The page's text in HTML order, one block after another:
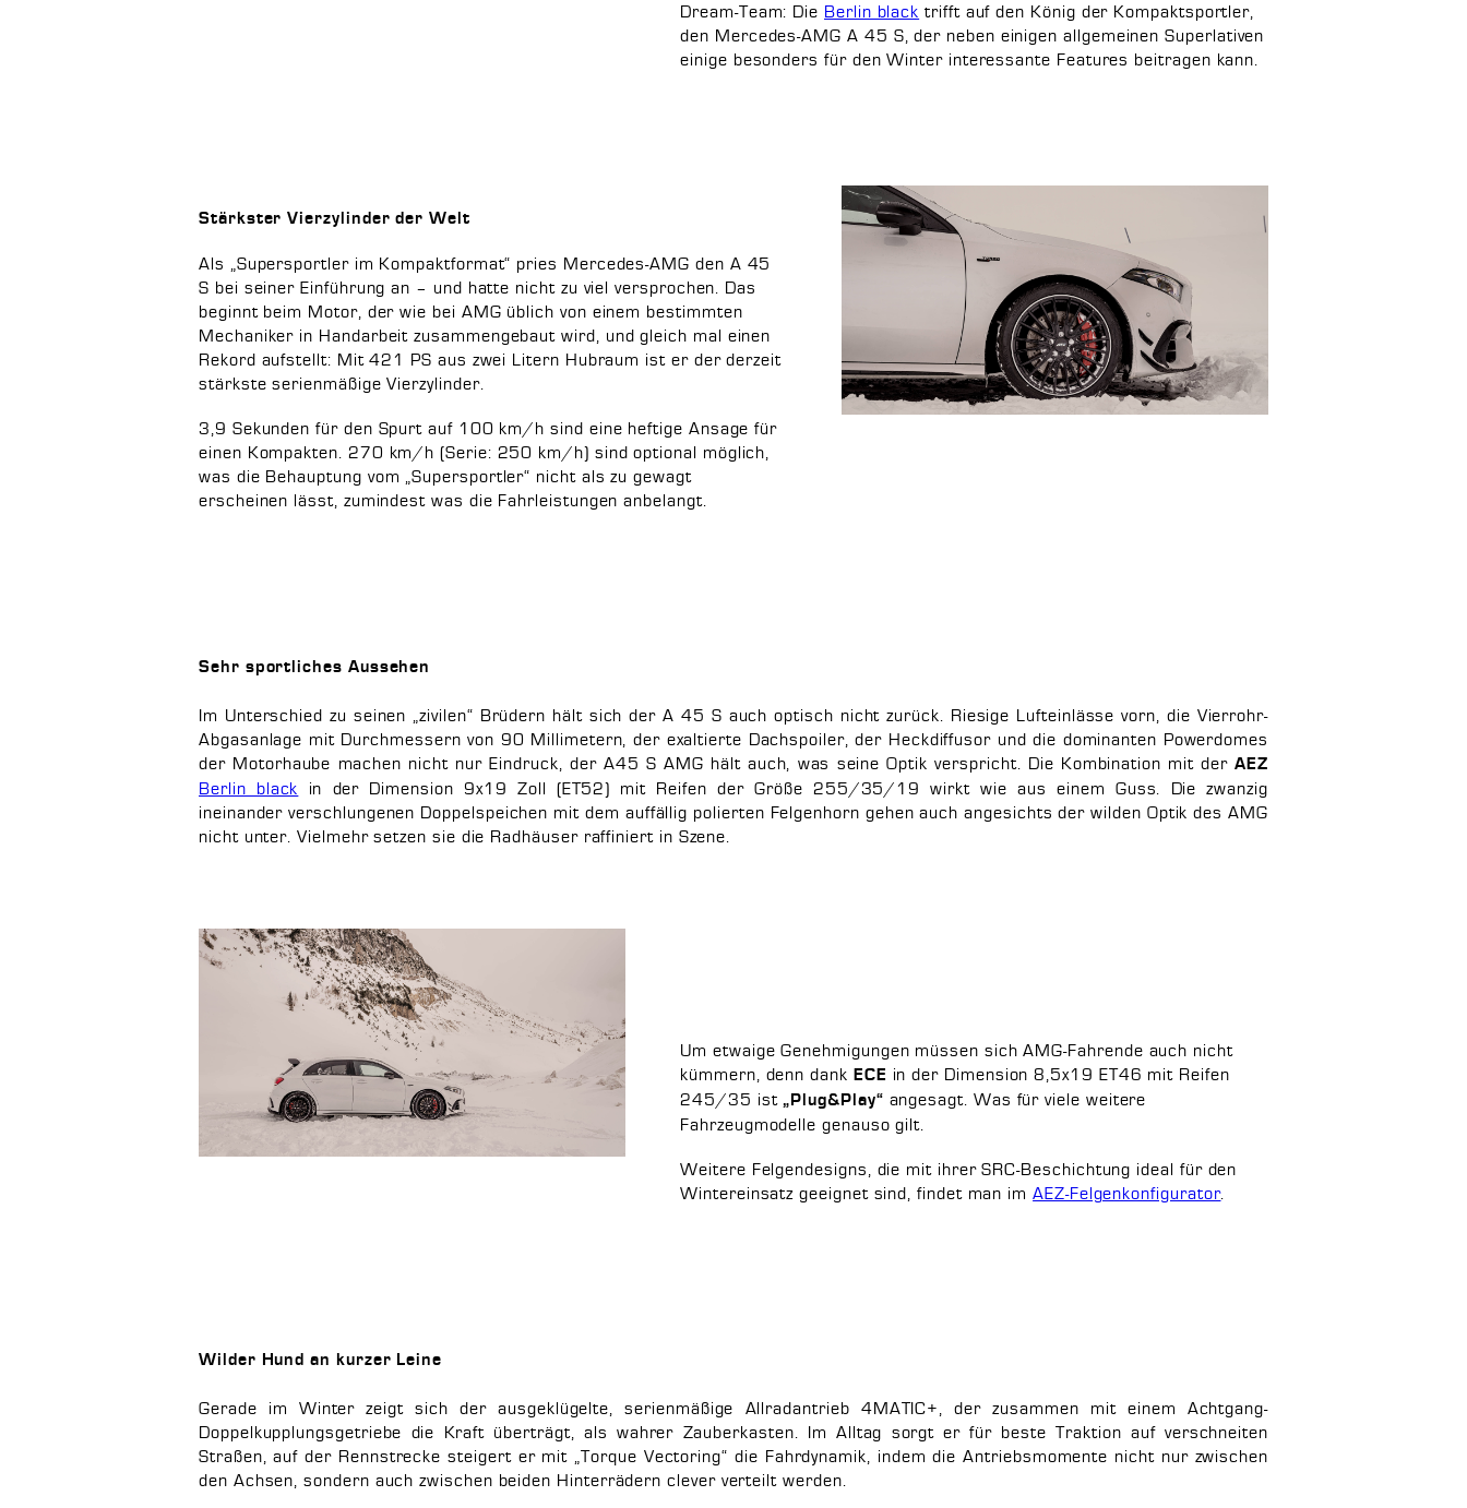
Dream-Team: Die Berlin black trifft auf den König der Kompaktsportler,
den Mercedes-AMG A 45 S, der neben einigen allgemeinen Superlativen
einige besonders für den Winter interessante Features beitragen kann.
Stärkster Vierzylinder der Welt
Als „Supersportler im Kompaktformat“ pries Mercedes-AMG den A 45
S bei seiner Einführung an – und hatte nicht zu viel versprochen. Das
beginnt beim Motor, der wie bei AMG üblich von einem bestimmten
Mechaniker in Handarbeit zusammengebaut wird, und gleich mal einen
Rekord aufstellt: Mit 421 PS aus zwei Litern Hubraum ist er der derzeit
stärkste serienmäßige Vierzylinder.
3,9 Sekunden für den Spurt auf 100 km/h sind eine heftige Ansage für
einen Kompakten. 270 km/h (Serie: 250 km/h) sind optional möglich,
was die Behauptung vom „Supersportler“ nicht als zu gewagt
erscheinen lässt, zumindest was die Fahrleistungen anbelangt.
Sehr sportliches Aussehen
Im Unterschied zu seinen „zivilen“ Brüdern hält sich der A 45 S auch optisch nicht zurück. Riesige Lufteinlässe vorn, die Vierrohr-
Abgasanlage mit Durchmessern von 90 Millimetern, der exaltierte Dachspoiler, der Heckdiffusor und die dominanten Powerdomes
der Motorhaube machen nicht nur Eindruck, der A45 S AMG hält auch, was seine Optik verspricht. Die Kombination mit derAEZ
Berlin black in der Dimension 9x19 Zoll (ET52) mit Reifen der Größe 255/35/19 wirkt wie aus einem Guss. Die zwanzig
ineinander verschlungenen Doppelspeichen mit dem auffällig polierten Felgenhorn gehen auch angesichts der wilden Optik des AMG
nicht unter. Vielmehr setzen sie die Radhäuser raffiniert in Szene.
Um etwaige Genehmigungen müssen sich AMG-Fahrende auch nicht
kümmern, denn dank ECE in der Dimension 8,5x19 ET46 mit Reifen
245/35 ist„Plug&Play“ angesagt. Was für viele weitere
Fahrzeugmodelle genauso gilt.
Weitere Felgendesigns, die mit ihrer SRC-Beschichtung ideal für den
Wintereinsatz geeignet sind, findet man imAEZ-Felgenkonfigurator.
Wilder Hund an kurzer Leine
Gerade im Winter zeigt sich der ausgeklügelte, serienmäßige Allradantrieb 4MATIC+, der zusammen mit einem Achtgang-
Doppelkupplungsgetriebe die Kraft überträgt, als wahrer Zauberkasten. Im Alltag sorgt er für beste Traktion auf verschneiten
Straßen, auf der Rennstrecke steigert er mit „Torque Vectoring“ die Fahrdynamik, indem die Antriebsmomente nicht nur zwischen
den Achsen, sondern auch zwischen beiden Hinterrädern clever verteilt werden.